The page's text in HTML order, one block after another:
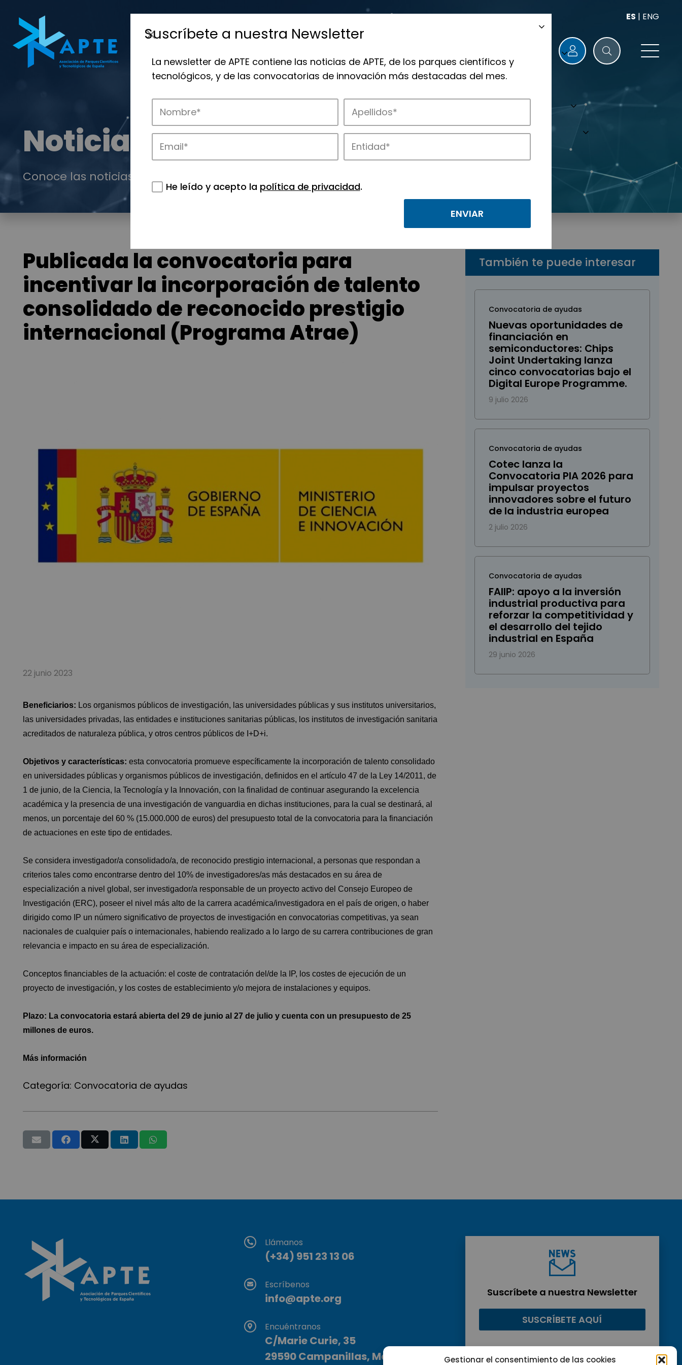
Gestionar el consentimiento de las cookies
ES | ENG
Noticias
Conoce las noticias más destacadas de APTE y sus parques científicos y tecnológicos.
Publicada la convocatoria para
incentivar la incorporación de talento
consolidado de reconocido prestigio
internacional (Programa Atrae)
22 junio 2023
Beneficiarios: Los organismos públicos de investigación, las universidades públicas y sus institutos universitarios,
las universidades privadas, las entidades e instituciones sanitarias públicas, los institutos de investigación sanitaria
acreditados de naturaleza pública, y otros centros públicos de I+D+i.
Objetivos y características: esta convocatoria promueve específicamente la incorporación de talento consolidado
en universidades públicas y organismos públicos de investigación, definidos en el artículo 47 de la Ley 14/2011, de
1 de junio, de la Ciencia, la Tecnología y la Innovación, con la finalidad de continuar asegurando la excelencia
académica y la presencia de una investigación de vanguardia en dichas instituciones, para la cual se destinará, al
menos, un porcentaje del 60 % (15.000.000 de euros) del presupuesto total de la convocatoria para la financiación
de actuaciones en este tipo de entidades.
Se considera investigador/a consolidado/a, de reconocido prestigio internacional, a personas que respondan a
criterios tales como encontrarse dentro del 10% de investigadores/as más destacados en su área de
especialización a nivel global, ser investigador/a responsable de un proyecto activo del Consejo Europeo de
Investigación (ERC), poseer el nivel más alto de la carrera académica/investigadora en el país de origen, o haber
dirigido como IP un número significativo de proyectos de investigación en convocatorias competitivas, ya sean
nacionales de cualquier país o internacionales, habiendo realizado a lo largo de su carrera contribuciones de gran
relevancia e impacto en su área de especialización.
Conceptos financiables de la actuación: el coste de contratación del/de la IP, los costes de ejecución de un
proyecto de investigación, y los costes de establecimiento y/o mejora de instalaciones y equipos.
Plazo: La convocatoria estará abierta del 29 de junio al 27 de julio y cuenta con un presupuesto de 25
millones de euros.
Más información
Categoría: Convocatoria de ayudas
También te puede interesar
Convocatoria de ayudas
Nuevas oportunidades de
financiación en
semiconductores: Chips
Joint Undertaking lanza
cinco convocatorias bajo el
Digital Europe Programme.
9 julio 2026
Convocatoria de ayudas
Cotec lanza la
Convocatoria PIA 2026 para
impulsar proyectos
innovadores sobre el futuro
de la industria europea
2 julio 2026
Convocatoria de ayudas
FAIIP: apoyo a la inversión
industrial productiva para
reforzar la competitividad y
el desarrollo del tejido
industrial en España
29 junio 2026
Llámanos
(+34) 951 23 13 06
Escríbenos
info@apte.org
Encuéntranos
C/Marie Curie, 35
29590 Campanillas, Málaga
Suscríbete a nuestra Newsletter
SUSCRÍBETE AQUÍ
Suscríbete a nuestra Newsletter
La newsletter de APTE contiene las noticias de APTE, de los parques científicos y
tecnológicos, y de las convocatorias de innovación más destacadas del mes.
He leído y acepto la política de privacidad.